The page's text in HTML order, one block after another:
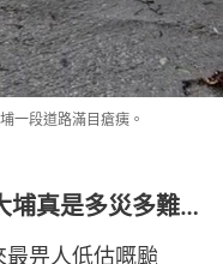
一段道路滿目瘡痍。
埔真是多災多難…
畀人低估嘅颱